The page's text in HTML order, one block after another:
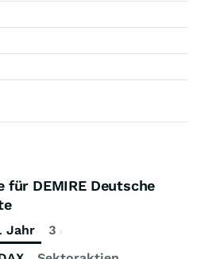
DEMIRE Deutsche
Jahr 3 Jahre